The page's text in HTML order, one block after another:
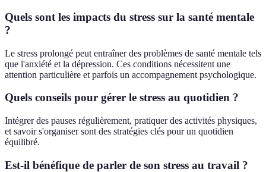
Quels sont les impacts du stress sur la santé mentale
?
Le stress prolongé peut entraîner des problèmes de santé mentale tels
que l'anxiété et la dépression. Ces conditions nécessitent une
attention particulière et parfois un accompagnement psychologique.
Quels conseils pour gérer le stress au quotidien ?
Intégrer des pauses régulièrement, pratiquer des activités physiques,
et savoir s'organiser sont des stratégies clés pour un quotidien
équilibré.
Est-il bénéfique de parler de son stress au travail ?